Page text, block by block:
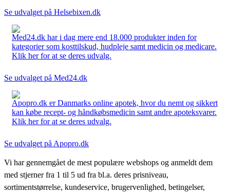
Se udvalget på Helsebixen.dk
Med24.dk har i dag mere end 18.000 produkter inden for
kategorier som kosttilskud, hudpleje samt medicin og medicare.
Klik her for at se deres udvalg.
Se udvalget på Med24.dk
Apopro.dk er Danmarks online apotek, hvor du nemt og sikkert
kan købe recept- og håndkøbsmedicin samt andre apoteksvarer.
Klik her for at se deres udvalg.
Se udvalget på Apopro.dk
Vi har gennemgået de mest populære webshops og anmeldt dem
med stjerner fra 1 til 5 ud fra bl.a. deres prisniveau,
sortimentstørrelse, kundeservice, brugervenlighed, betingelser,